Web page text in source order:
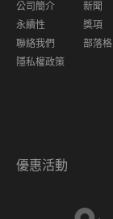
公司簡介
永續性
聯絡我們
隱私權政策
新聞
獎項
部落格
優惠活動